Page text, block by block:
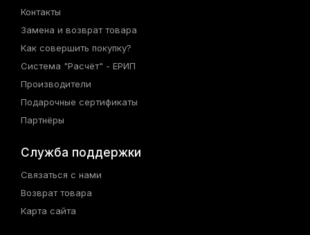
Контакты
Замена и возврат товара
Как совершить покупку?
Система "Расчёт" - ЕРИП
Производители
Подарочные сертификаты
Партнёры
Служба поддержки
Связаться с нами
Возврат товара
Карта сайта